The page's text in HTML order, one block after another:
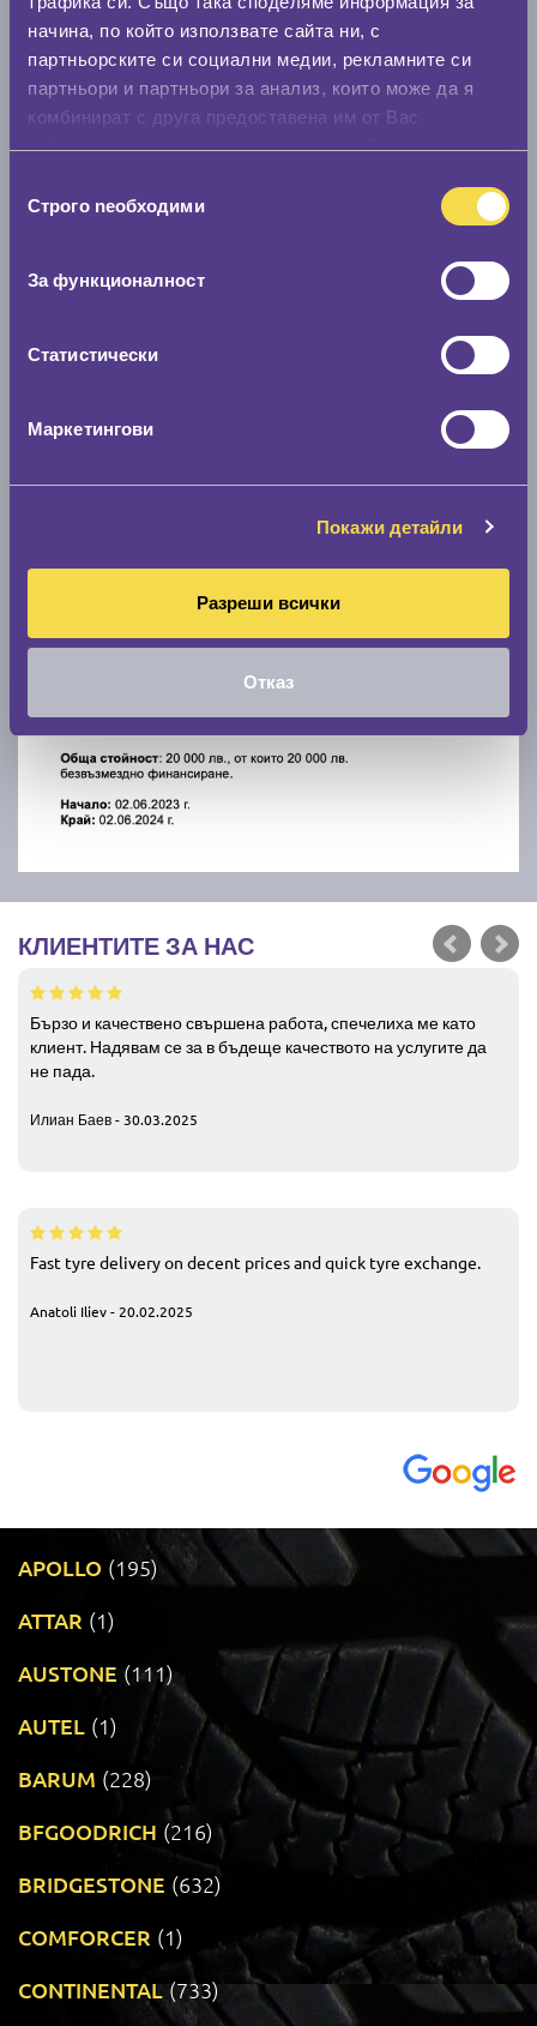
начина, по който използвате сайта ни, с
партньорските си социални медии, рекламните си
партньори и партньори за анализ, които може да я
комбинират с друга предоставена им от Вас
информация или с такава, която са събрали от
наСтрого nеобходими
За функционалност
Статистически
Маркетингови
Покажи детайли
Разреши всички
Отказ
КЛИЕНТИТЕ ЗА НАС
Бързо и качествено свършена работа, спечелиха ме като
клиент. Надявам се за в бъдеще качеството на услугите да
не пада.
Илиан Баев - 30.03.2025
Fast tyre delivery on decent prices and quick tyre exchange.
Anatoli Iliev - 20.02.2025
APOLLO (195)
ATTAR (1)
AUSTONE (111)
AUTEL (1)
BARUM (228)
BFGOODRICH (216)
BRIDGESTONE (632)
COMFORCER (1)
CONTINENTAL (733)